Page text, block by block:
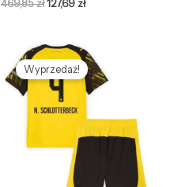
469,85zł127,69 zł
Wyprzedaż!
Pierwotna
cena
wynosiła:
469,85 zł.
Aktualna
cena
wynosi:
127,69 zł.